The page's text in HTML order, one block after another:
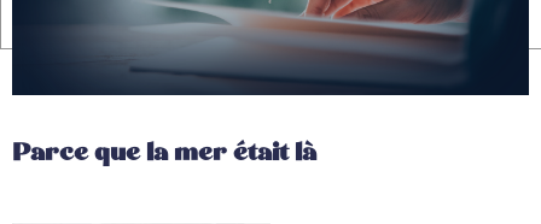
Parce que la mer était là